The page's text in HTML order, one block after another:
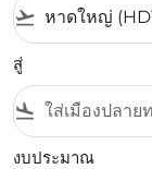
flight_takeoff
สู่
flight_land
งบประมาณ